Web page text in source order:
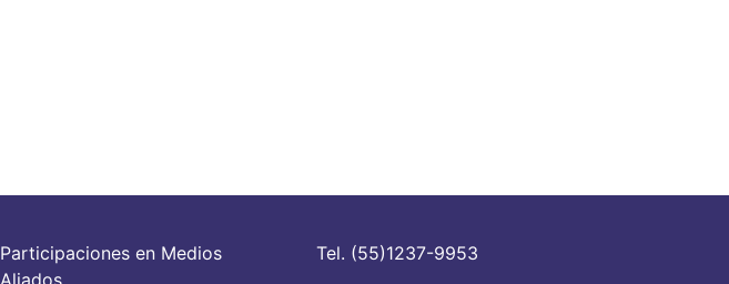
Participaciones en Medios
Aliados
Tel. (55)1237-9953